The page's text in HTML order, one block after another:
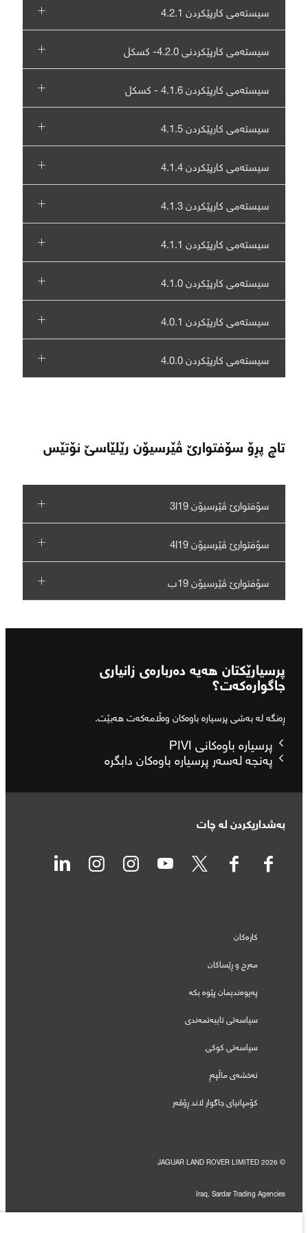
سیستەمی کارپێکردن 4.2.1
سیستەمی کارپێکردنی 4.2.0- کسکل
سیستەمی کارپێکردن 4.1.6 - کسکل
سیستەمی کارپێکردن 4.1.5
سیستەمی کارپێکردن 4.1.4
سیستەمی کارپێکردن 4.1.3
سیستەمی کارپێکردن 4.1.1
سیستەمی کارپێکردن 4.1.0
سیستەمی کارپێکردن 4.0.1
سیستەمی کارپێکردن 4.0.0
تاچ پڕۆ سۆفتوارێ ڤێرسیۆن رێلێاسێ نۆتێس
سۆفتوارێ ڤێرسیۆن 19ا3
سۆفتوارێ ڤێرسیۆن 19ا4
سۆفتوارێ ڤێرسیۆن 19ب
پرسیارێکتان هەیە دەربارەی زانیاری
جاگوارەکەت؟
ڕەنگە لە بەشی پرسیارە باوەکان وەڵامەکەت هەبێت.
پرسیارە باوەکانی PIVI
پەنجە لەسەر پرسیارە باوەکان دابگرە
بەشداریکردن لە چات
کارەکان
مەرج و ڕێساکان
پەیوەندیمان پێوە بکە
سیاسەتی تایبەتمەندی
سیاسەتی کوکی
نەخشەی ماڵپەڕ
کۆمپانیای جاگوار لاند ڕۆڤەر
© JAGUAR LAND ROVER LIMITED 2026
Iraq, Sardar Trading Agencies